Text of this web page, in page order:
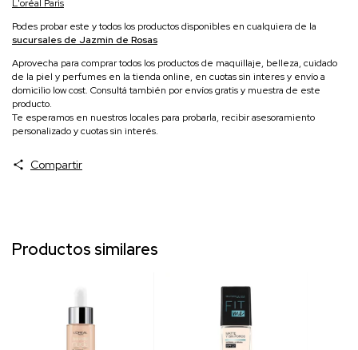
L'oréal Paris
Podes probar este y todos los productos disponibles en cualquiera de la
sucursales de Jazmin de Rosas
Aprovecha para comprar todos los productos de maquillaje, belleza, cuidado
de la piel y perfumes en la tienda online, en cuotas sin interes y envío a
domicilio low cost. Consultá también por envíos gratis y muestra de este
producto.
Te esperamos en nuestros locales para probarla, recibir asesoramiento
personalizado y cuotas sin interés.
Compartir
Productos similares